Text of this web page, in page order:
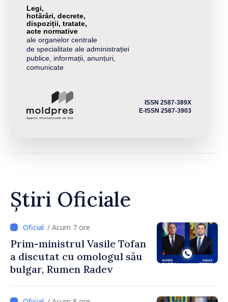
Legi,
hotărâri, decrete,
dispoziții, tratate,
acte normative
ale organelor centrale
de specialitate ale administrației
publice, informații, anunțuri,
comunicate
ISSN 2587-389X
E-ISSN 2587-3903
Știri Oficiale
/ Acum 7 ore
Prim-ministrul Vasile Tofan
a discutat cu omologul său
bulgar, Rumen Radev